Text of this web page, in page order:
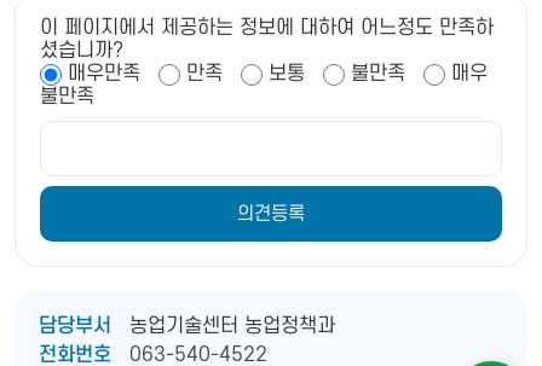
이 페이지에서 제공하는 정보에 대하여 어느정도 만족하
셨습니까?
매우만족
만족 보통 불만족
매우
불만족
담당부서
농업기술센터 농업정책과
전화번호
063-540-4522